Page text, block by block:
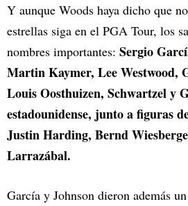
Y aunque Woods haya dicho que
estrellas siga en el PGA Tour, los
nombres importantes: Sergio
Martin Kaymer, Lee Westwood,
Louis Oosthuizen, Schwartzel y
estadounidense, junto a figuras
Justin Harding, Bernd
Larrazábal.
García y Johnson dieron además